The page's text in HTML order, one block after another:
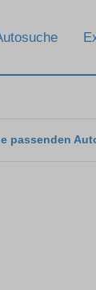
passenden